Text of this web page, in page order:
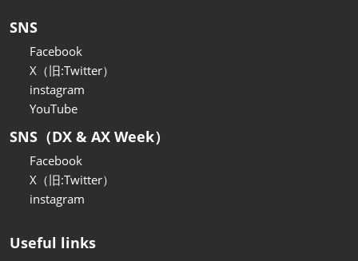
SNS
Facebook
X（旧:Twitter）
instagram
YouTube
SNS（DX & AX Week）
Facebook
X（旧:Twitter）
instagram
Useful links